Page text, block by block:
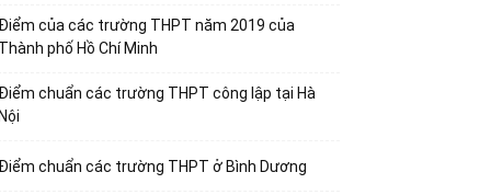
của các trường THPT năm 2019 của
phố Hồ Chí Minh
chuẩn các trường THPT công lập tại Hà
chuẩn các trường THPT ở Bình Dương